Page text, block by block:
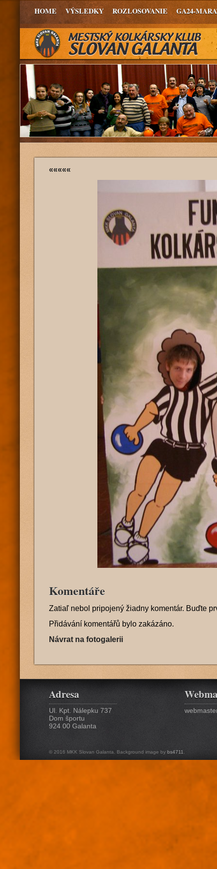
HOME VÝSLEDKY ROZLOSOVANIE GA24-
«««««
Komentáře
Zatiaľ nebol pripojený žiadny komentár. Buďte
Přidávání komentářů bylo zakázáno.
Návrat na fotogalerii
Adresa
Ul. Kpt. Nálepku 737
Dom športu
924 00 Galanta
© 2016 MKK Slovan Galanta. Background image by bs4711